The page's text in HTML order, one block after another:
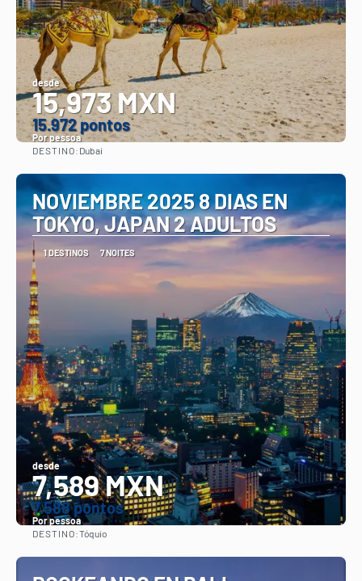
desde
15,973 MXN
15.972 pontos
Por pessoa
DESTINO: Dubai
NOVIEMBRE 2025 8 DIAS EN
TOKYO, JAPAN 2 ADULTOS
1 DESTINOS 7 NOITES
desde
7,589 MXN
7.588 pontos
Por pessoa
DESTINO:Tóquio